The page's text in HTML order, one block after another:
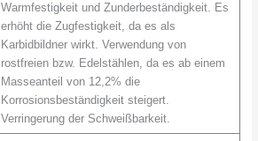
Warmfestigkeit und Zunderbeständigkeit. Es
erhöht die Zugfestigkeit, da es als
Karbidbildner wirkt. Verwendung von
rostfreien bzw. Edelstählen, da es ab einem
Masseanteil von 12,2% die
Korrosionsbeständigkeit steigert.
Verringerung der Schweißbarkeit.